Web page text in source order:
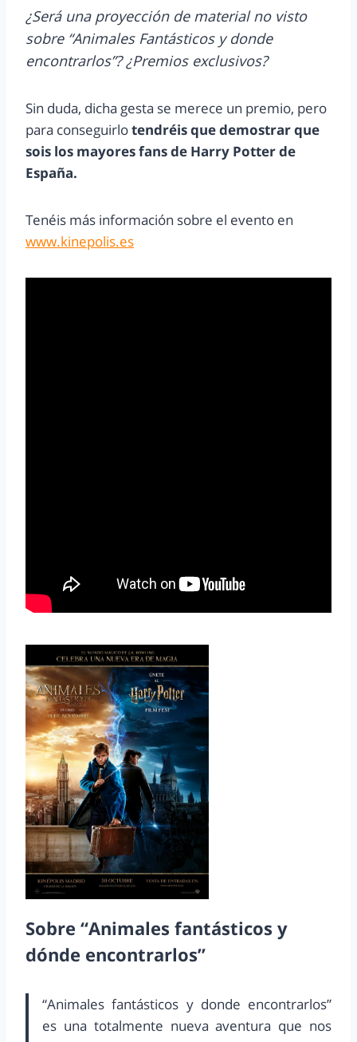
¿Será una proyección de material no visto
sobre “Animales Fantásticos y donde
encontrarlos”? ¿Premios exclusivos?
Sin duda, dicha gesta se merece un premio, pero
para conseguirlotendréis que demostrar que
sois los mayores fans de Harry Potter de
España.
Tenéis más información sobre el evento en
www.kinepolis.es
Sobre “Animales fantásticos y
dónde encontrarlos”
“Animales fantásticos y donde encontrarlos”
es una totalmente nueva aventura que nos